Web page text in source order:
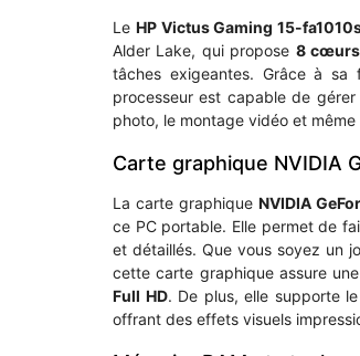
Le HP Victus Gaming 15-
Alder Lake, qui propose 8 cœurs
tâches exigeantes. Grâce à sa
processeur est capable de
photo, le montage vidéo et
Carte graphique NVIDIA
La carte graphique NVIDIA
ce PC portable. Elle permet de
et détaillés. Que vous soyez un
cette carte graphique assure
Full HD. De plus, elle supporte le
offrant des effets visuels